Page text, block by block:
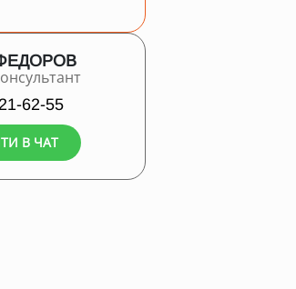
62-55
В ЧАТ